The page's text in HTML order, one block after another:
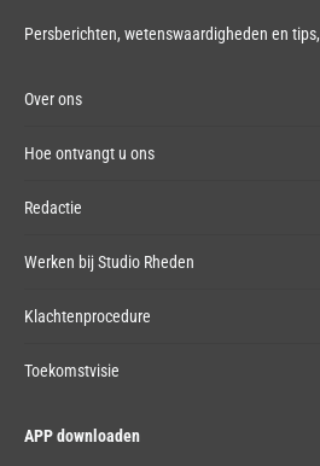
Persberichten, wetenswaardigheden en tips,
Over ons
Hoe ontvangt u ons
Redactie
Werken bij Studio Rheden
Klachtenprocedure
Toekomstvisie
APP downloaden